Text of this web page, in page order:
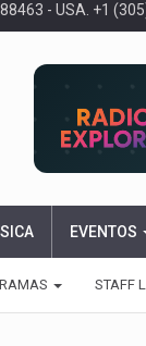
- USA. +1
EVENTOS
STAFF